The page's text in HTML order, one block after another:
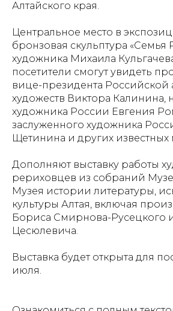
Алтайского края.
Центральное место в
бронзовая скульптура «Семья
художника Михаила
посетители смогут увидеть
вице-президента Российской
художеств Виктора Калинина,
художника России Евгения
заслуженного художника
Щетинина и других известных
Дополняют выставку работы
рериховцев из собраний
Музея истории литературы,
культуры Алтая, включая
Бориса Смирнова-Русецкого
Цесюлевича.
Выставка будет открыта для
июля.